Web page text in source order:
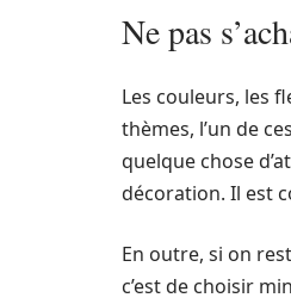
Ne pas
Les couleurs, les
thèmes, l’un de
quelque chose
décoration. Il est
En outre, si on
c’est de choisir